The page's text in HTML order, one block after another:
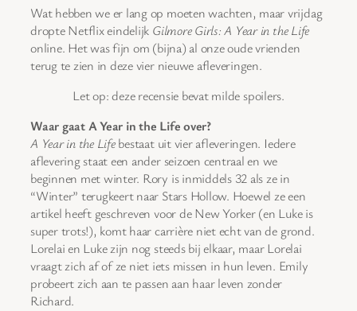
Wat hebben we er lang op moeten wachten, maar vrijdag
dropte Netflix eindelijk Gilmore Girls: A Year in the Life
online. Het was fijn om (bijna) al onze oude vrienden
terug te zien in deze vier nieuwe afleveringen.
Let op: deze recensie bevat milde spoilers.
Waar gaat A Year in the Life over?
A Year in the Lifebestaat uit vier afleveringen. Iedere
aflevering staat een ander seizoen centraal en we
beginnen met winter. Rory is inmiddels 32 als ze in
“Winter” terugkeert naar Stars Hollow. Hoewel ze een
artikel heeft geschreven voor de New Yorker (en Luke is
super trots!), komt haar carrière niet echt van de grond.
Lorelai en Luke zijn nog steeds bij elkaar, maar Lorelai
vraagt zich af of ze niet iets missen in hun leven. Emily
probeert zich aan te passen aan haar leven zonder
Richard.